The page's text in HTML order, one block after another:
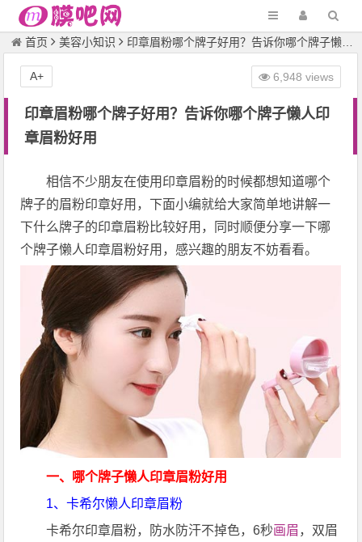
首页 美容小知识 印章眉粉哪个牌子好用？告诉你哪个牌子懒人印章眉粉好用
印章眉粉哪个牌子好用？告诉你哪个牌子懒人印
章眉粉好用
6,948 views
A+
相信不少朋友在使用印章眉粉的时候都想知道哪个
牌子的眉粉印章好用，下面小编就给大家简单地讲解一
下什么牌子的印章眉粉比较好用，同时顺便分享一下哪
个牌子懒人印章眉粉好用，感兴趣的朋友不妨看看。
一、 哪个牌子懒人印章眉粉好用
1、卡希尔懒人印章眉粉
卡希尔印章眉粉，防水防汗不掉色，6秒画眉 ，双眉